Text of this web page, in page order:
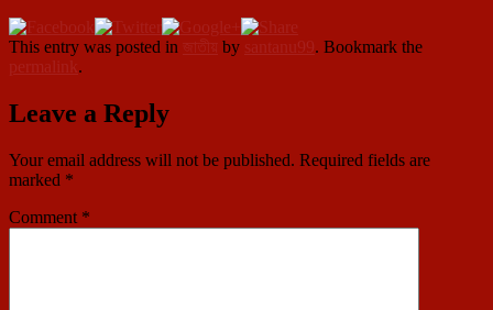
This entry was posted in জাতীয় by santanu99. Bookmark the
permalink.
Leave a Reply
Your email address will not be published. Required fields are
marked *
Comment *